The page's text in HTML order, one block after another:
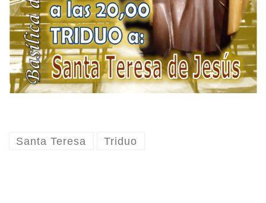
Santa Teresa Triduo